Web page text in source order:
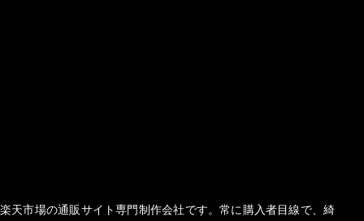
楽天市場の通販サイト専門制作会社です。常に購入者目線で、綺